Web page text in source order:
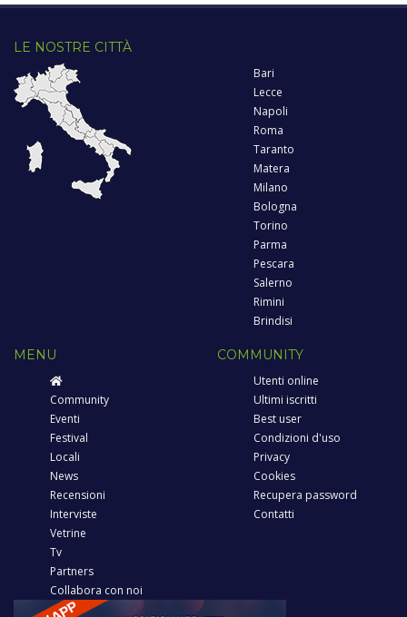
LE NOSTRE CITTÀ
Bari
Lecce
Napoli
Roma
Taranto
Matera
Milano
Bologna
Torino
Parma
Pescara
Salerno
Rimini
Brindisi
MENU
Community
Eventi
Festival
Locali
News
Recensioni
Interviste
Vetrine
Tv
Partners
Collabora con noi
COMMUNITY
Utenti online
Ultimi iscritti
Best user
Condizioni d'uso
Privacy
Cookies
Recupera password
Contatti